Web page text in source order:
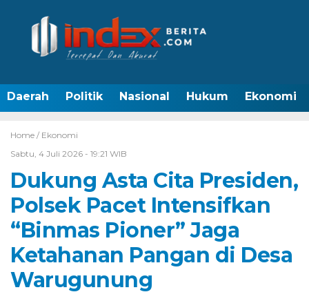
Daerah Politik Nasional Hukum Ekonomi
Home / Ekonomi
Sabtu, 4 Juli 2026 - 19:21 WIB
Dukung Asta Cita Presiden,
Polsek Pacet Intensifkan
“Binmas Pioner” Jaga
Ketahanan Pangan di Desa
Warugunung